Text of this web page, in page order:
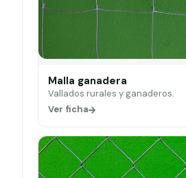
Malla ganadera
Vallados rurales y ganaderos.
Ver ficha